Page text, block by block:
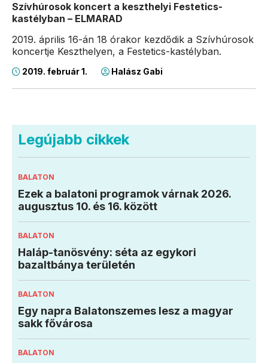
Szívhúrosok koncert a keszthelyi Festetics-
kastélyban – ELMARAD
2019. április 16-án 18 órakor kezdődik a Szívhúrosok
koncertje Keszthelyen, a Festetics-kastélyban.
2019. február 1. Halász Gabi
Legújabb cikkek
BALATON
Ezek a balatoni programok várnak 2026.
augusztus 10. és 16. között
BALATON
Haláp-tanösvény: séta az egykori
bazaltbánya területén
BALATON
Egy napra Balatonszemes lesz a magyar
sakk fővárosa
BALATON